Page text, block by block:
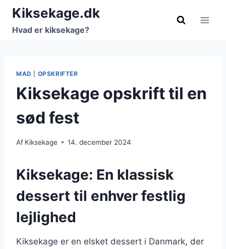
Fortsæt
indhold
Kiksekage.dk
Hvad er kiksekage?
MAD OPSKRIFTER
Kiksekage opskrift til en
sød fest
Af Kiksekage 14. december 2024
Kiksekage: En klassisk
dessert til enhver festlig
lejlighed
Kiksekage er en elsket dessert i Danmark, der